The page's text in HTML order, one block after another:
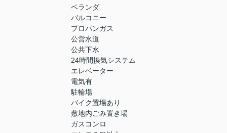
ベランダ
バルコニー
プロパンガス
公営水道
公共下水
24時間換気システム
エレベーター
電気有
駐輪場
バイク置場あり
敷地内ごみ置き場
ガスコンロ